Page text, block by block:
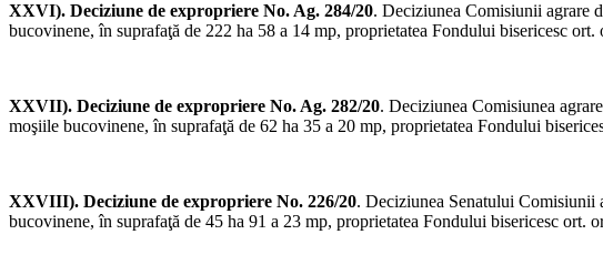
XXVI). Deciziune de expropriere No. Ag. 284/20. Deciziunea Comisiunii agrare
bucovinene, în suprafaţă de 222 ha 58 a 14 mp, proprietatea Fondului bisericesc
XXVII). Deciziune de expropriere No. Ag. 282/20. Deciziunea Comisiunea
moşiile bucovinene, în suprafaţă de 62 ha 35 a 20 mp, proprietatea Fondului
XXVIII). Deciziune de expropriere No. 226/20. Deciziunea Senatului Comisiunii
bucovinene, în suprafaţă de 45 ha 91 a 23 mp, proprietatea Fondului bi­sericesc